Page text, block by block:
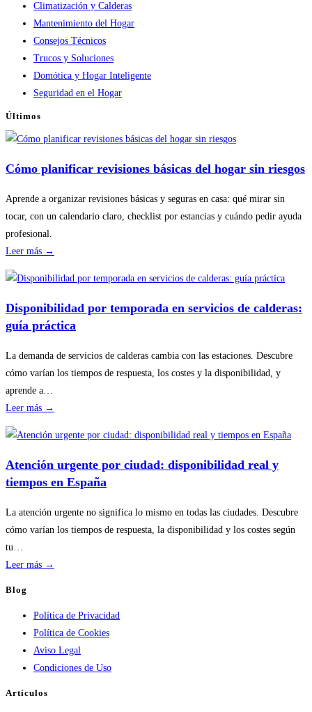
Climatización y Calderas
Mantenimiento del Hogar
Consejos Técnicos
Trucos y Soluciones
Domótica y Hogar Inteligente
Seguridad en el Hogar
Últimos
Cómo planificar revisiones básicas del hogar sin riesgos
Aprende a organizar revisiones básicas y seguras en casa: qué mirar sin
tocar, con un calendario claro, checklist por estancias y cuándo pedir ayuda
profesional.
Leer más →
planificar
revisiones
básicas
hogar
sin
Disponibilidad por temporada en servicios de calderas:
guía práctica
La demanda de servicios de calderas cambia con las estaciones. Descubre
cómo varían los tiempos de respuesta, los costes y la disponibilidad, y
aprende a…
Leer más →
por
temporada
de
calderas:
Atención urgente por ciudad: disponibilidad real y
tiempos en España
La atención urgente no significa lo mismo en todas las ciudades. Descubre
cómo varían los tiempos de respuesta, la disponibilidad y los costes según
tu…
Leer más →
por
ciudad:
disponibilidad
real
Blog
Política de Privacidad
Política de Cookies
Aviso Legal
Condiciones de Uso
Artículos